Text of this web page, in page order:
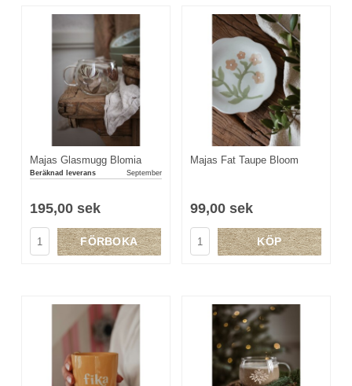
Majas Glasmugg Blomia
Beräknad leverans September
195,00 sek
FÖRBOKA
Majas Fat Taupe Bloom
99,00 sek
KÖP